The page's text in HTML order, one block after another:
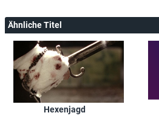
Ähnliche Titel
Hexenjagd